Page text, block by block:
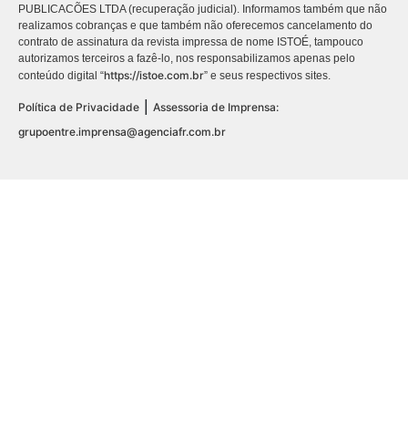
PUBLICACÕES LTDA (recuperação judicial). Informamos também que não
realizamos cobranças e que também não oferecemos cancelamento do
contrato de assinatura da revista impressa de nome ISTOÉ, tampouco
autorizamos terceiros a fazê-lo, nos responsabilizamos apenas pelo
conteúdo digital “https://istoe.com.br” e seus respectivos sites.
Política de Privacidade
Assessoria de Imprensa:
grupoentre.imprensa@agenciafr.com.br